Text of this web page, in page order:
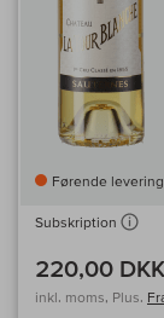
Førende
Subskription
220,00 DKK
inkl. moms, Plus.